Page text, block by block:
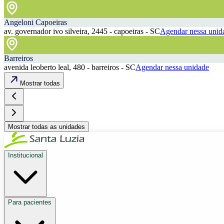
Angeloni Capoeiras
av. governador ivo silveira, 2445 - capoeiras - SCAgendar nessa
Barreiros
avenida leoberto leal, 480 - barreiros - SCAgendar nessa unidade
Mostrar todas
Mostrar todas as unidades
Institucional
Para pacientes